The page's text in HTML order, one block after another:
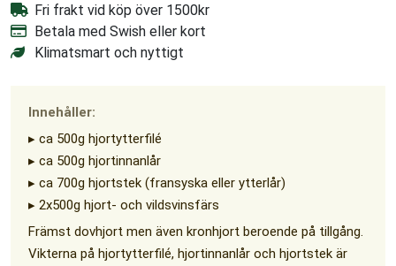
Fri frakt vid köp över 1500kr
Betala med Swish eller kort
Klimatsmart och nyttigt
Innehåller:
▸ ca 500g hjortytterfilé
▸ ca 500g hjortinnanlår
▸ ca 700g hjortstek (fransyska eller ytterlår)
▸ 2x500g hjort- och vildsvinsfärs
Främst dovhjort men även kronhjort beroende på tillgång.
Vikterna på hjortytterfilé, hjortinnanlår och hjortstek är